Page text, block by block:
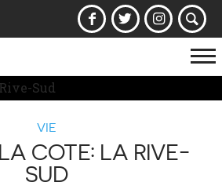
la
VIE
COTE: LA RIVE-
SUD